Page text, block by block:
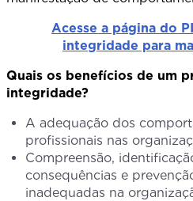
Acesse a página do
integridade para
Quais os benefícios de um
integridade?
A adequação dos
profissionais nas
Compreensão,
consequências e
inadequadas na